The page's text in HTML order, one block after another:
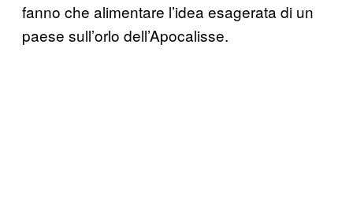
fanno che alimentare l’idea esagerata di un
paese sull’orlo dell’Apocalisse.